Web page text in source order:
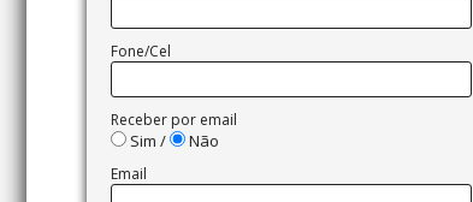
Fone/Cel
Receber por email
Sim / Não
Email